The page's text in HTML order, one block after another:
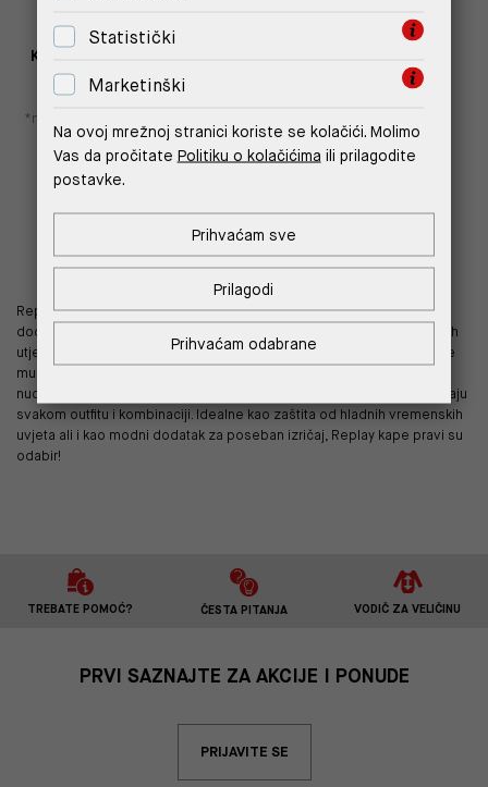
KAPA S LOGOM REPLAY X
MARTIN GARRIX
35,70 € 17,85 €
*najniža cijena u prethodnih 30
dana24,99 €
1
Replay muške kape koje će vam dobro pristajati idealan su modni
dodatak svakog zimskog outfita, a osim što čuva tijelo od vremenskih
utjecaja, ona podiže i cjelokupni styling na sasvim novu razinu. Birajte
mušku Replay kapu kao zaštitu ili modni dodatak, a Replay kolekcija
nudi šilterice i zimske vunene kape različitih oblika i dizajna koji pristaju
svakom outfitu i kombinaciji. Idealne kao zaštita od hladnih vremenskih
uvjeta ali i kao modni dodatak za poseban izričaj, Replay kape pravi su
odabir!
TREBATE POMOĆ? ČESTA PITANJA VODIČ ZA VELIČINU
PRVI SAZNAJTE ZA AKCIJE I PONUDE
PRIJAVITE SE
Statistički
Marketinški
Na ovoj mrežnoj stranici koriste se kolačići. Molimo
Vas da pročitate Politiku o kolačićima ili prilagodite
postavke.
Prihvaćam odabrane
Prilagodi
Prihvaćam sve